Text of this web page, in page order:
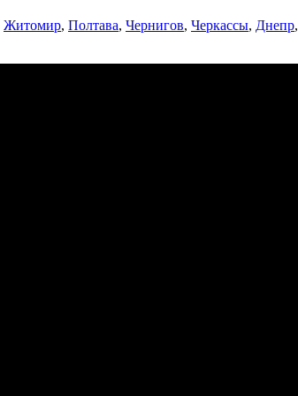
Житомир, Полтава, Чернигов, Черкассы, Днепр,